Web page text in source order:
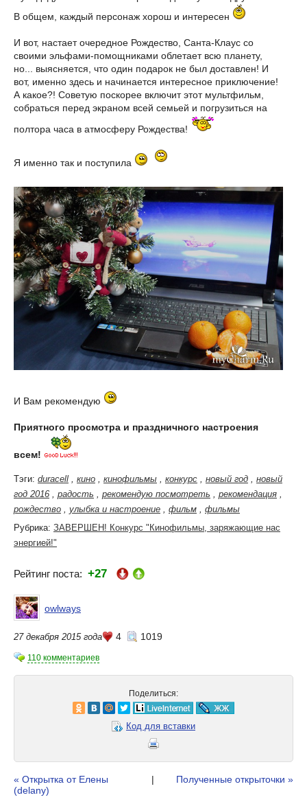
В общем, каждый персонаж хорош и интересен
И вот, настает очередное Рождество, Санта-Клаус со
своими эльфами-помощниками облетает всю планету,
но... выясняется, что один подарок не был доставлен! И
вот, именно здесь и начинается интересное приключение!
А какое?! Советую поскорее включит этот мультфильм,
собраться перед экраном всей семьей и погрузиться на
полтора часа в атмосферу Рождества!
Я именно так и поступила
И Вам рекомендую
Приятного просмотра и праздничного настроения
всем!
Тэги: duracell кино кинофильмы конкурс новый год
новый
год 2016
радость рекомендую посмотреть рекомендация
рождество
улыбка и настроение фильм
фильмы
Рубрика: ЗАВЕРШЕН! Конкурс "Кинофильмы, заряжающие нас
энергией!"
Рейтинг поста: +27
owlways
27 декабря 2015 года 4 1019
110 комментариев
Поделиться:
Код для вставки
« Открытка от Елены
(delany)
| Полученные открыточки »